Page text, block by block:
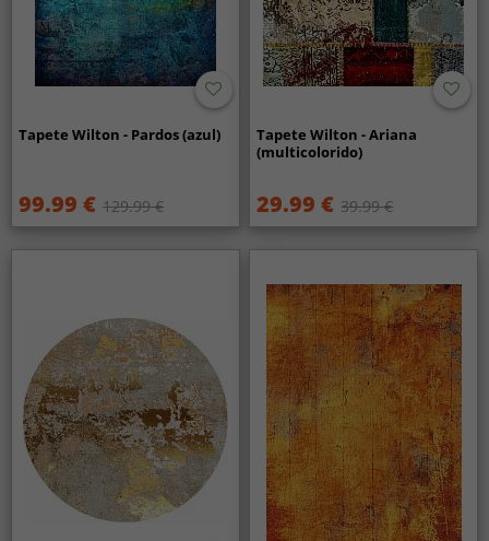
Tapete Wilton - Pardos (azul)
99.99 € 129.99 €
Tapete Wilton - Ariana
(multicolorido)
29.99 € 39.99 €